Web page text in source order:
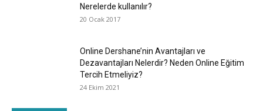
Nerelerde kullanılır?
20 Ocak 2017
Online Dershane’nin Avantajları ve
Dezavantajları Nelerdir? Neden Online Eğitim
Tercih Etmeliyiz?
24 Ekim 2021